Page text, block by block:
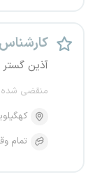
آذین
منقضی شده
تمام